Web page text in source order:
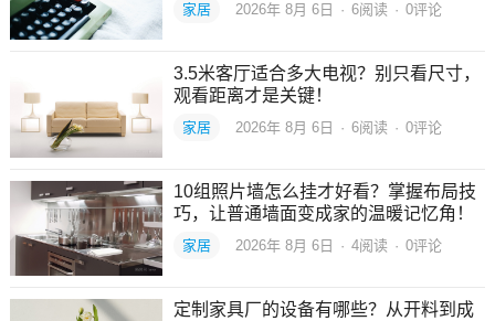
家居 2026年 8月 6日 · 6阅读 · 0评论
3.5米客厅适合多大电视？别只看尺寸，
观看距离才是关键！
家居 2026年 8月 6日 · 6阅读 · 0评论
10组照片墙怎么挂才好看？掌握布局技
巧，让普通墙面变成家的温暖记忆角！
家居 2026年 8月 6日 · 4阅读 · 0评论
定制家具厂的设备有哪些？从开料到成